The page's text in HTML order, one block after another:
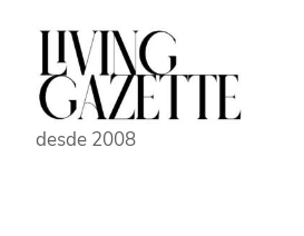
Pular
conteúdo
desde 2008